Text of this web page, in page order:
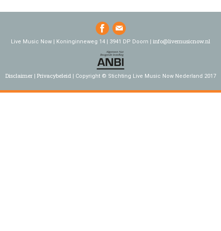
Live Music Now | Koninginneweg 14 | 3941 DP Doorn | info@livemusicnow.nl
Disclaimer Privacybeleid Copyright © Stichting Live Music Now Nederland 2017